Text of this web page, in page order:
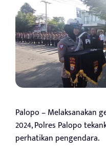
Palopo – Melaksanakan
2024, Polres Palopo
perhatikan pengendara.